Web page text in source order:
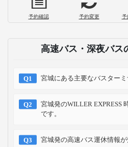
予約確認 予約変更 予
高速バス・深夜バス
宮城にある主要なバスター
宮城発のWILLER EXPRESS
です。
宮城発の高速バス運休情報が